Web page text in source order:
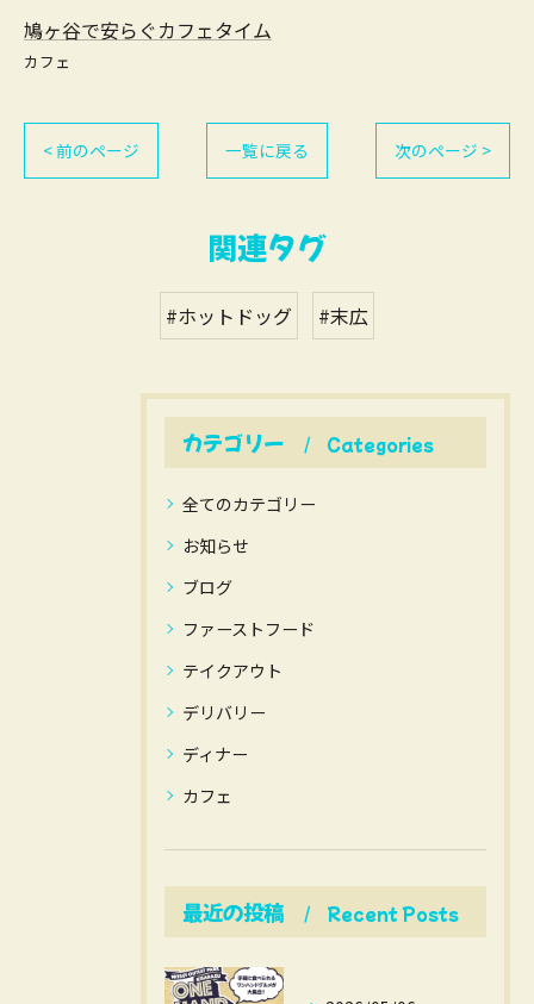
鳩ヶ谷で安らぐカフェタイム
カフェ
< 前のページ 一覧に戻る 次のページ >
関連タグ
#ホットドッグ #末広
カテゴリー Categories
全てのカテゴリー
お知らせ
ブログ
ファーストフード
テイクアウト
デリバリー
ディナー
カフェ
最近の投稿 Recent Posts